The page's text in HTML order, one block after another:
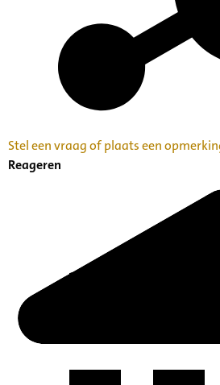
Stel een vraag of plaats een
Reageren